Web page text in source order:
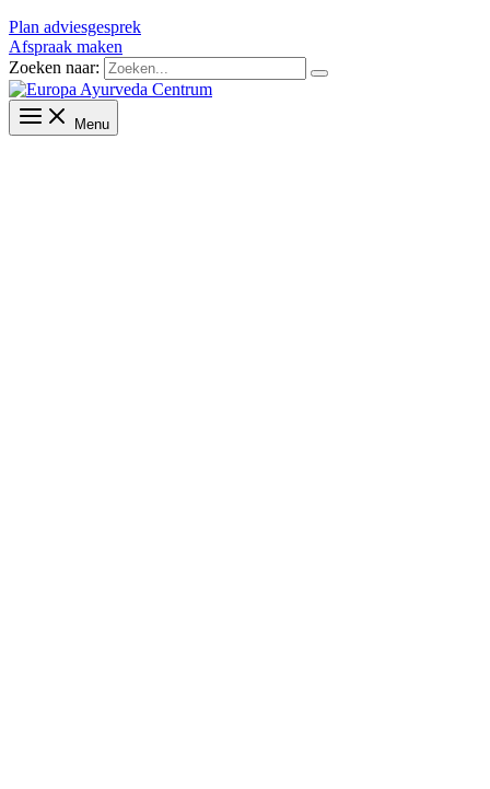
Plan adviesgesprek
Afspraak maken
Zoeken naar:
Menu